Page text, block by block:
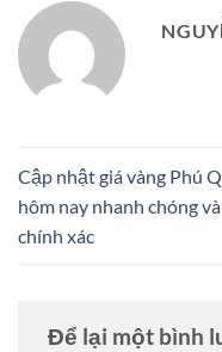
Cập nhật giá vàng Phú
hôm nay nhanh chóng và
chính xác
Để lại một bình